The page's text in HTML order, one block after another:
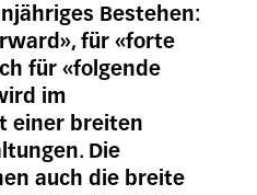
Bestehen:
für «forte
für «folgende
im
einer breiten
Die
auch die breite